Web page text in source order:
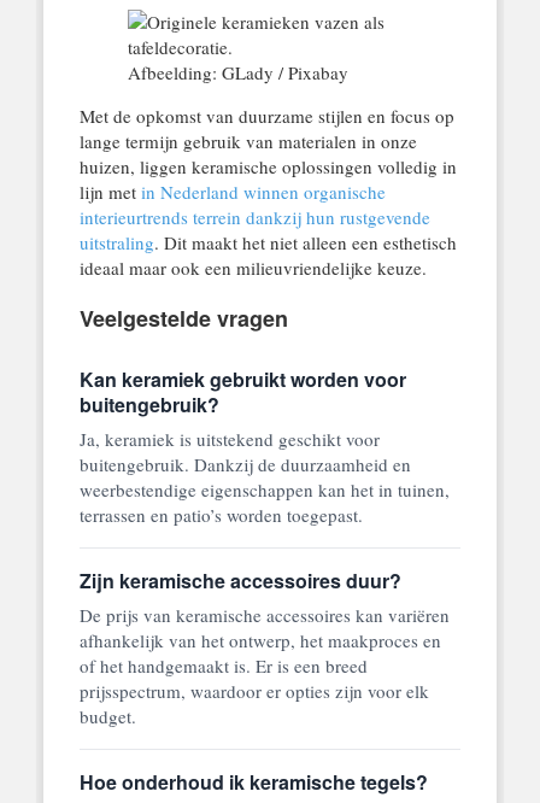
Afbeelding: GLady / Pixabay
Met de opkomst van duurzame stijlen en focus op
lange termijn gebruik van materialen in onze
huizen, liggen keramische oplossingen volledig in
lijn met in Nederland winnen organische
interieurtrends terrein dankzij hun rustgevende
uitstraling. Dit maakt het niet alleen een esthetisch
ideaal maar ook een milieuvriendelijke keuze.
Veelgestelde vragen
Kan keramiek gebruikt worden voor
buitengebruik?
Ja, keramiek is uitstekend geschikt voor
buitengebruik. Dankzij de duurzaamheid en
weerbestendige eigenschappen kan het in tuinen,
terrassen en patio’s worden toegepast.
Zijn keramische accessoires duur?
De prijs van keramische accessoires kan variëren
afhankelijk van het ontwerp, het maakproces en
of het handgemaakt is. Er is een breed
prijsspectrum, waardoor er opties zijn voor elk
budget.
Hoe onderhoud ik keramische tegels?